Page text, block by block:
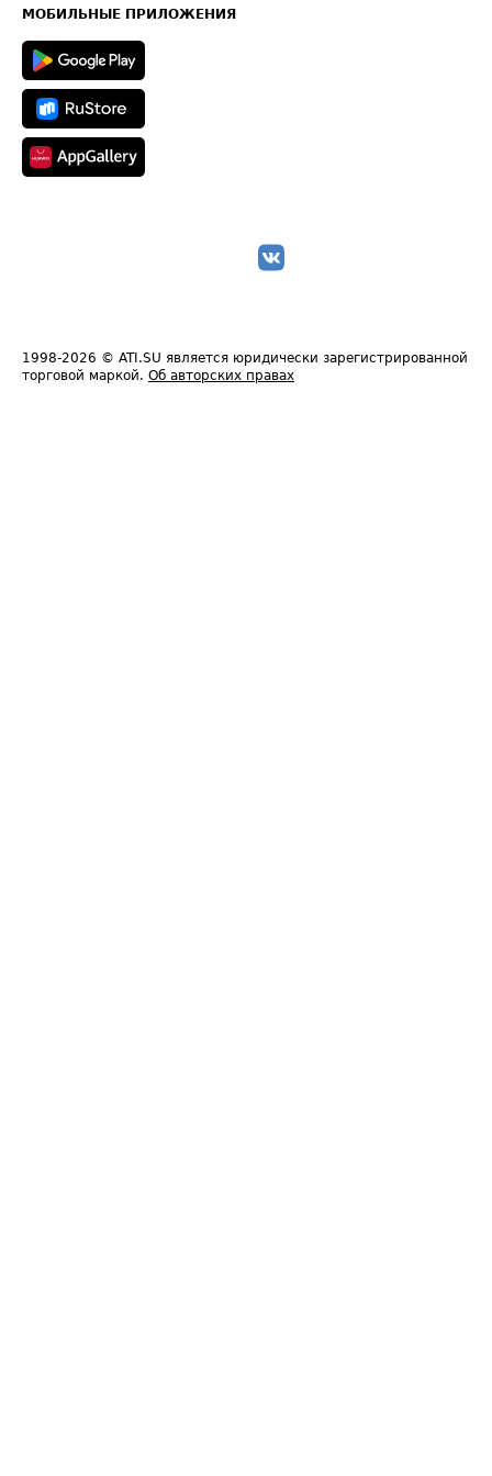
Техническая информация
МОБИЛЬНЫЕ ПРИЛОЖЕНИЯ
1998-2026 © ATI.SU является юридически зарегистрированной
торговой маркой. Об авторских правах